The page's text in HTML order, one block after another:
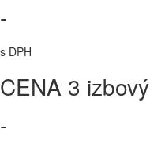
-
s DPH
CENA 3 izbový
-